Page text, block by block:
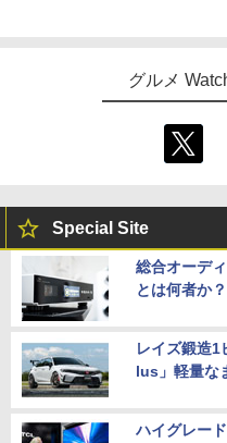
グルメ
Special Site
総合オーデ
とは何者か？
レイズ鍛造1
lus」軽量な
ハイグレー